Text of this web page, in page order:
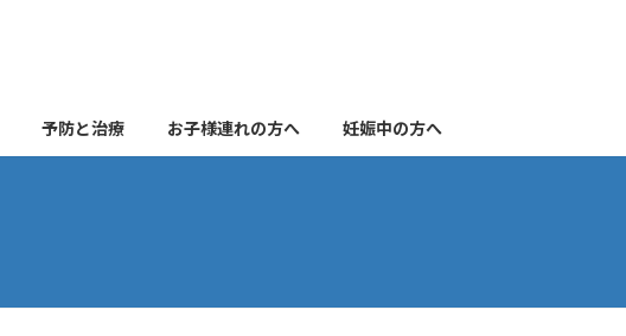
予防と治療 お子様連れの方へ 妊娠中の方へ